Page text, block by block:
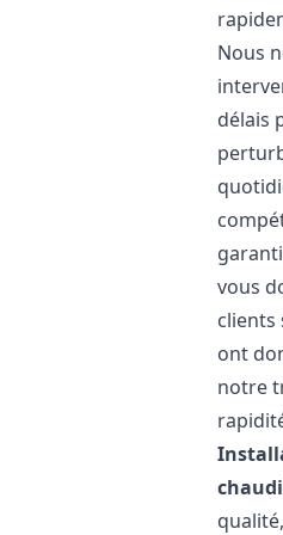
Nous
délais
vous
clients
ont
notre